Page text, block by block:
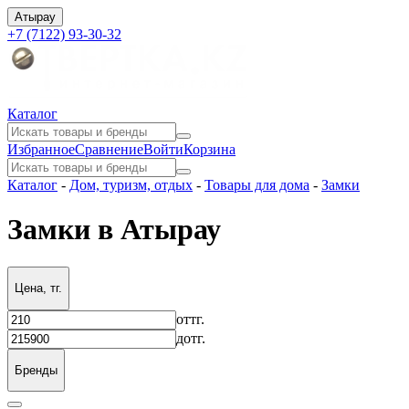
Атырау
+7 (7122) 93-30-32
Каталог
ИзбранноеСравнениеВойтиКорзина
Каталог - Дом, туризм, отдых - Товары для дома - Замки
Замки в Атырау
Цена, тг.
оттг.
дотг.
Бренды